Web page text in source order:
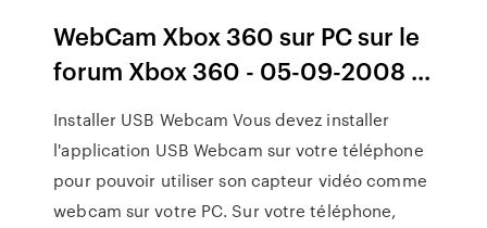
WebCam Xbox 360 sur PC sur le
forum Xbox 360 - 05-09-2008 ...
Installer USB Webcam Vous devez installer
l'application USB Webcam sur votre téléphone
pour pouvoir utiliser son capteur vidéo comme
webcam sur votre PC. Sur votre téléphone,